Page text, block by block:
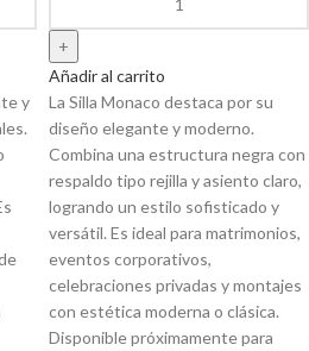
y
Añadir al carrito
La Silla Monaco destaca por su
diseño elegante y moderno.
Combina una estructura negra con
respaldo tipo rejilla y asiento claro,
logrando un estilo sofisticado y
versátil. Es ideal para matrimonios,
eventos corporativos,
celebraciones privadas y montajes
con estética moderna o clásica.
Disponible próximamente para